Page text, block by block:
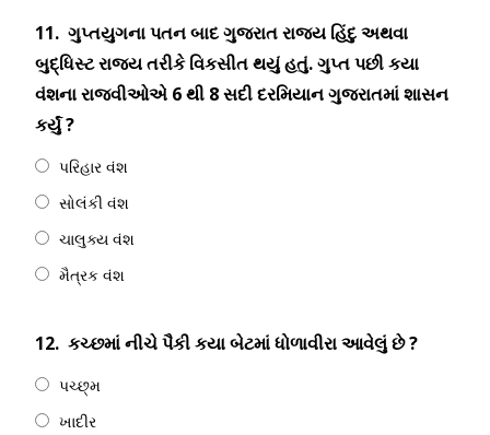
11. ગુપ્તયુગના પતન બાદ ગુજરાત રાજ્ય હિંદુ અથવા
બુદ્ધિસ્ટ રાજ્ય તરીકે વિકસીત થયું હતું. ગુપ્ત પછી કયા
વંશના રાજવીઓએ 6 થી 8 સદી દરમિયાન ગુજરાતમાં શાસન
કર્યું ?
પરિહાર વંશ
સોલંકી વંશ
ચાલુક્ય વંશ
મૈત્રક વંશ
12. કચ્છમાં નીચે પૈકી કયા બેટમાં ધોળાવીરા આવેલું છે ?
પચ્છ્મ
ખાદીર